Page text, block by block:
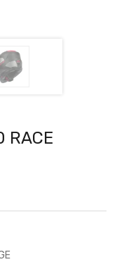
RACE